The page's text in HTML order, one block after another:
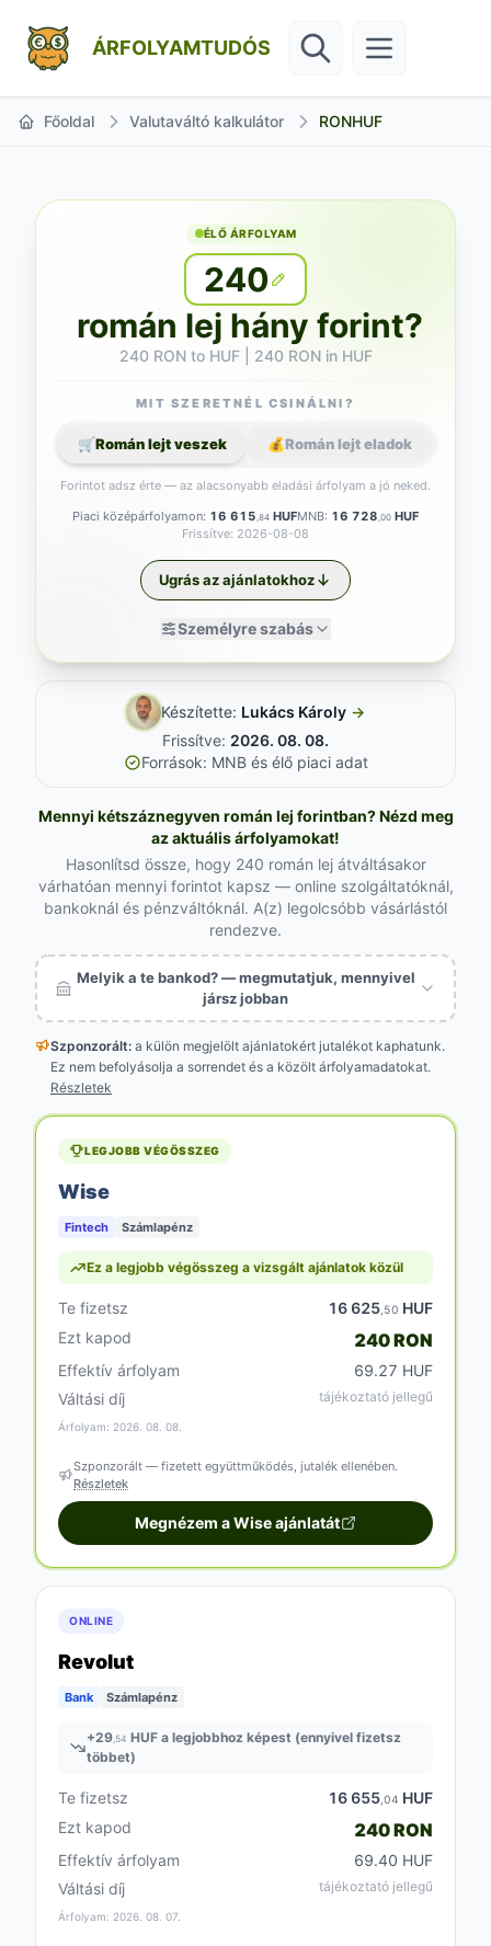
ÁRFOLYAMTUDÓS
Főoldal Valutaváltó kalkulátor RONHUF
ÉLŐ ÁRFOLYAM
240
román lej hány forint?
240 RON to HUF | 240 RON in HUF
Piaci középárfolyamon: 16 615 ,84 HUFMNB: 16 728 ,00 HUF
Frissítve: 2026-08-08
Személyre szabás
MIT SZERETNÉL CSINÁLNI?
🛒Román lejt veszek 💰Román lejt eladok
Forintot adsz érte — az alacsonyabb eladási árfolyam a jó neked.
Ugrás az ajánlatokhoz
Készítette: Lukács Károly →
Frissítve: 2026. 08. 08.
Források: MNB és élő piaci adat
Mennyi kétszáznegyven román lej forintban? Nézd meg
az aktuális árfolyamokat!
Hasonlítsd össze, hogy 240 román lej átváltásakor
várhatóan mennyi forintot kapsz — online szolgáltatóknál,
bankoknál és pénzváltóknál. A(z) legolcsóbb vásárlástól
rendezve.
Melyik a te bankod? — megmutatjuk, mennyivel
jársz jobban
Szponzorált: a külön megjelölt ajánlatokért jutalékot kaphatunk.
Ez nem befolyásolja a sorrendet és a közölt árfolyamadatokat.
Részletek
LEGJOBB VÉGÖSSZEG
Wise
Fintech Számlapénz
Ez a legjobb végösszeg a vizsgált ajánlatok közül
Te fizetsz 16 625 ,50 HUF
Ezt kapod
240 RON
Effektív árfolyam
69.27 HUF
Váltási díj
tájékoztató jellegű
Árfolyam: 2026. 08. 08.
Szponzorált — fizetett együttműködés, jutalék ellenében.
Részletek
Megnézem a Wise ajánlatát
ONLINE
Revolut
Bank Számlapénz
+29 ,54 HUF a legjobbhoz képest (ennyivel fizetsz
többet)
Te fizetsz 16 655 ,04 HUF
Ezt kapod
240 RON
Effektív árfolyam
69.40 HUF
Váltási díj
tájékoztató jellegű
Árfolyam: 2026. 08. 07.